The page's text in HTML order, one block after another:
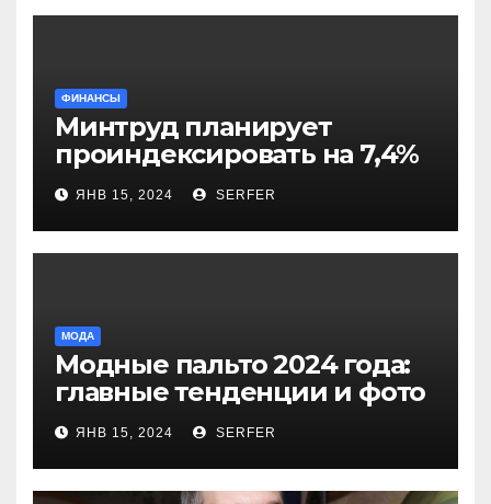
ФИНАНСЫ
Минтруд планирует
проиндексировать на 7,4%
более 40 выплат и
компенсаций
ЯНВ 15, 2024 SERFER
МОДА
Модные пальто 2024 года:
главные тенденции и фото
новинок
ЯНВ 15, 2024 SERFER